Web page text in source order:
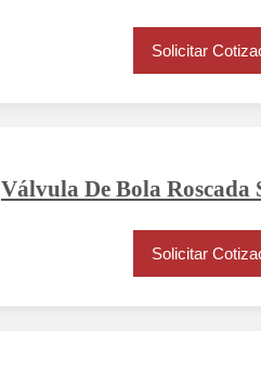
Solicitar
Válvula De Bola Roscada
Solicitar